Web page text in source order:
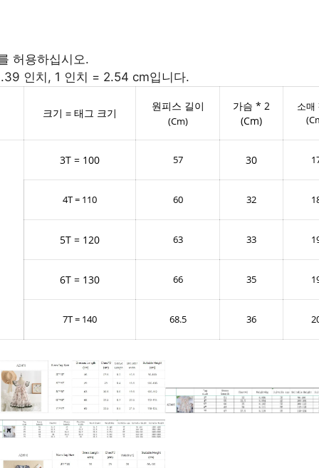
허용하십시오.
인치, 1 인치 = 2.54 cm입니다.
크기 = 태그 크기
원피스 길이
(Cm)
가슴 * 2
(Cm)
소매
3T = 100 57 30
4T = 110 60 32
5T = 120 63 33
6T = 130 66 35
7T = 140 68.5 36
곰 지도자 2023 새로운 소녀 여
복고풍 원피스 영국 스타일 더
지금 구매하
기
지금 구매하